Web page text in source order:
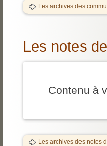
Les archives des
Les notes
Contenu à
Les archives des notes